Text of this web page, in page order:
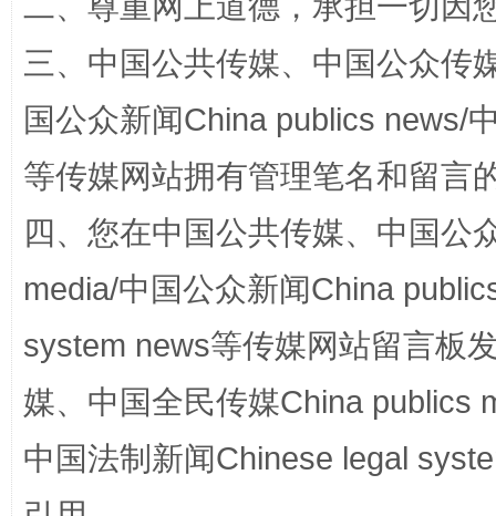
三、中国公共传媒、中国公众传
国公众新闻China publics news/
等传媒网站拥有管理笔名和留言
四、您在中国公共传媒、中国公
media/中国公众新闻China
system news等传媒网站留言板
媒、中国全民传媒China publics
中国法制新闻Chinese legal